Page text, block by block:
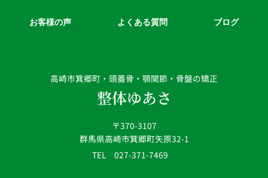
高崎市箕郷町・頭蓋骨・顎関節・骨盤の矯正
整体ゆあさ
〒370-3107
群馬県高崎市箕郷町矢原32-1
TEL 027-371-7469
お客様の声 よくある質問 ブログ